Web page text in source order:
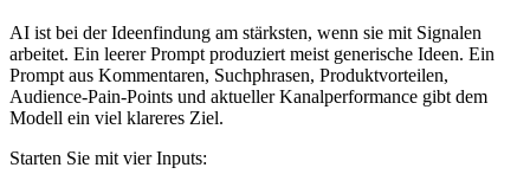
AI ist bei der Ideenfindung am stärksten, wenn sie mit Signalen
arbeitet. Ein leerer Prompt produziert meist generische Ideen. Ein
Prompt aus Kommentaren, Suchphrasen, Produktvorteilen,
Audience-Pain-Points und aktueller Kanalperformance gibt dem
Modell ein viel klareres Ziel.
Starten Sie mit vier Inputs: